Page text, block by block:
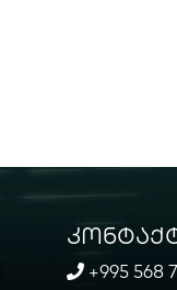
+995 568